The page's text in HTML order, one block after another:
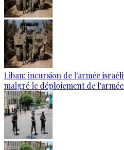
Liban: incursion de l'armée
malgré le déploiement de